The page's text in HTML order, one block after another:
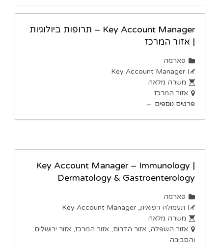
Key Account Manager – תרופות ביולוגיות
| אזור המרכז
פארמה
Key Account Manager
משרה מלאה
אזור המרכז
פרטים נוספים
Key Account Manager – Immunology |
Dermatology & Gastroenterology
פארמה
תעמולה רפואית Key Account Manager
משרה מלאה
אזור השפלה אזור הדרום אזור המרכז אזור ירושלים
והסביבה